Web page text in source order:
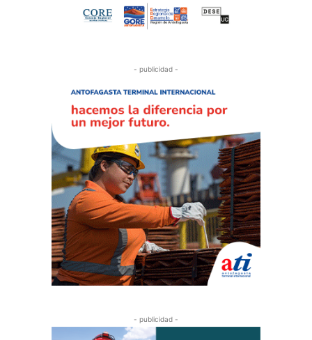
- publicidad -
- publicidad -